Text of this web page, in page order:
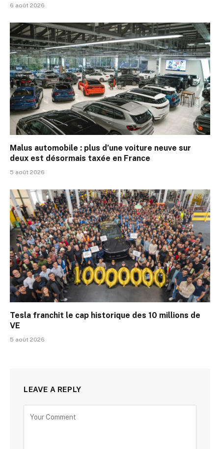
6 août 2026
Malus automobile : plus d’une voiture neuve sur
deux est désormais taxée en France
5 août 2026
Tesla franchit le cap historique des 10 millions de
VE
5 août 2026
LEAVE A REPLY